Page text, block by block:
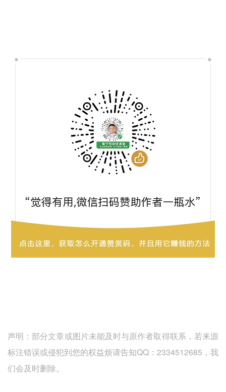
声明：部分文章或图片未能及时与原作者取得联系，若来源
标注错误或侵犯到您的权益烦请告知QQ：2334512685，我
们会及时删除。